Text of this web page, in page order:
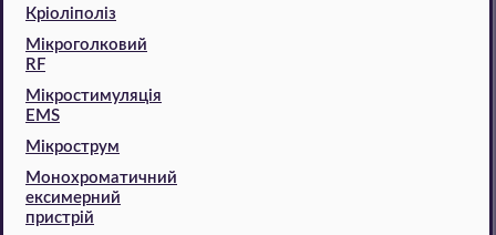
Кріоліполіз
Мікроголковий
RF
Мікростимуляція
EMS
Мікрострум
Монохроматичний
ексимерний
пристрій